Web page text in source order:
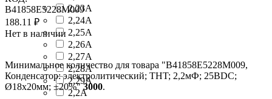
2,23А
2,24А
2,25А
2,26А
2,27А
2,28А
2,29А
2,2А
B41858E5228M009
188.11 ₽
Нет в наличии
Минимальное количество для товара "B41858E5228M009,
Конденсатор: электролитический; THT; 2,2мФ; 25ВDC;
Ø18x20мм; ±20%"3000.